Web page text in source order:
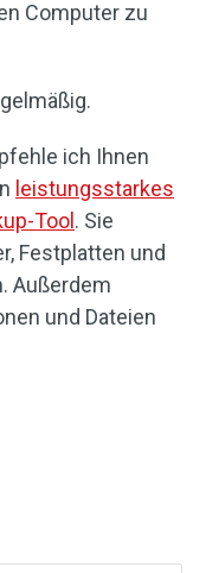
Computer zu
ich Ihnen
leistungsstarkes
Tool. Sie
Festplatten und
Außerdem
und Dateien